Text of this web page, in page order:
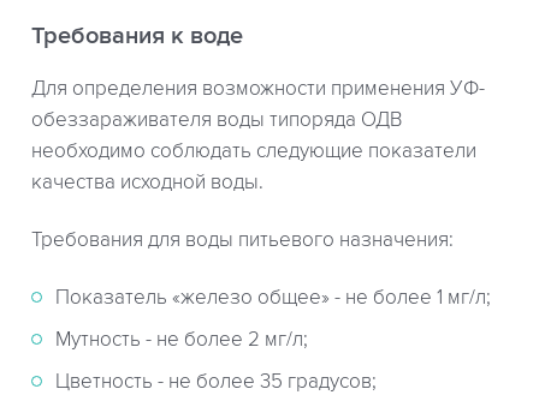
Требования к воде
Для определения возможности применения УФ-
обеззараживателя воды типоряда ОДВ
необходимо соблюдать следующие показатели
качества исходной воды.
Требования для воды питьевого назначения:
Показатель «железо общее» - не более 1 мг/л;
Мутность - не более 2 мг/л;
Цветность - не более 35 градусов;